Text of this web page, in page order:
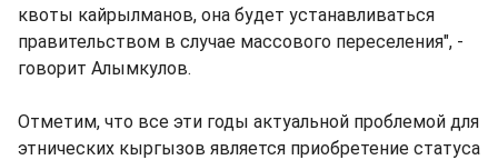
квоты кайрылманов, она будет устанавливаться
правительством в случае массового переселения", -
говорит Алымкулов.
Отметим, что все эти годы актуальной проблемой для
этнических кыргызов является приобретение статуса